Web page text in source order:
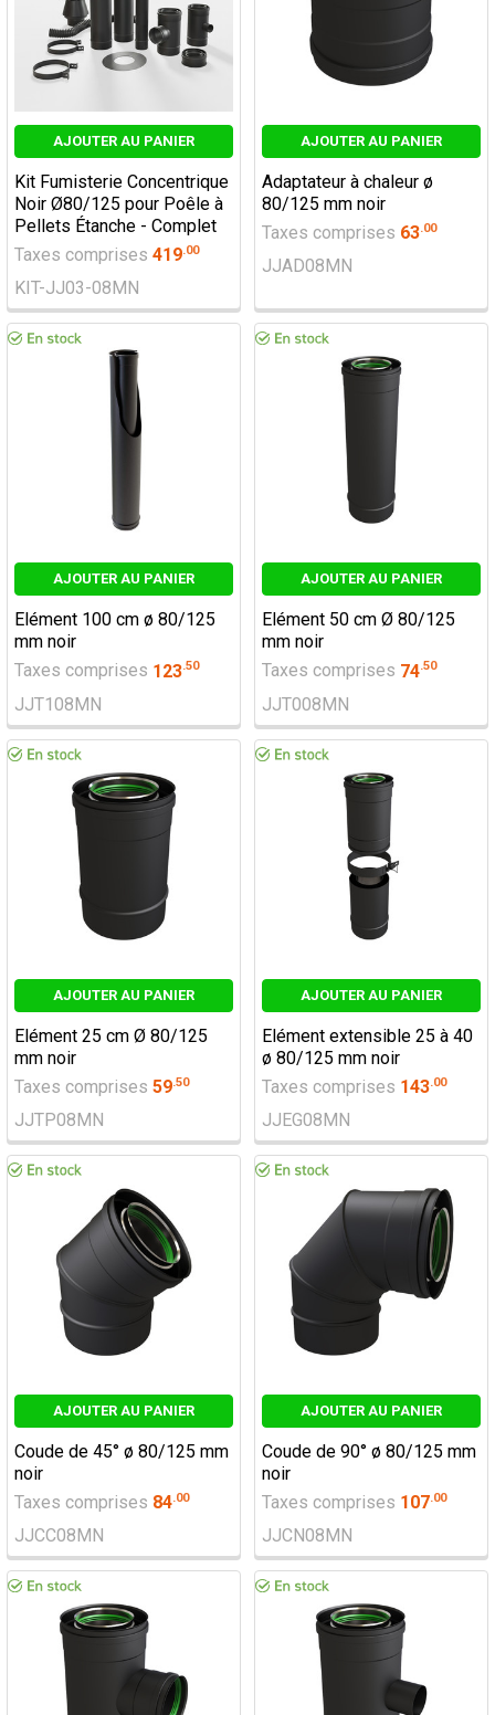
AJOUTER AU PANIER
Kit Fumisterie Concentrique
Noir Ø80/125 pour Poêle à
Pellets Étanche - Complet
Taxes comprises 419.00
KIT-JJ03-08MN
AJOUTER AU PANIER
Adaptateur à chaleur ø
80/125 mm noir
Taxes comprises 63.00
JJAD08MN
AJOUTER AU PANIER
Elément 100 cm ø 80/125
mm noir
Taxes comprises 123.50
JJT108MN
AJOUTER AU PANIER
Elément 50 cm Ø 80/125
mm noir
Taxes comprises 74.50
JJT008MN
AJOUTER AU PANIER
Elément 25 cm Ø 80/125
mm noir
Taxes comprises 59.50
JJTP08MN
AJOUTER AU PANIER
Elément extensible 25 à 40
ø 80/125 mm noir
Taxes comprises 143.00
JJEG08MN
AJOUTER AU PANIER
Coude de 45° ø 80/125 mm
noir
Taxes comprises 84.00
JJCC08MN
AJOUTER AU PANIER
Coude de 90° ø 80/125 mm
noir
Taxes comprises 107.00
JJCN08MN